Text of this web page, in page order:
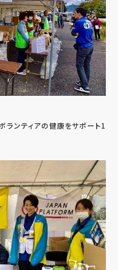
ランティアの健康をサポート1